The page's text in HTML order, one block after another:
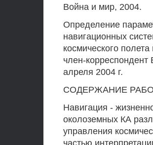
Война и мир, 2004.
Определение
навигационных
космического
член-
алреля 2004 г.
СОДЕРЖАНИЕ
Навигация -
околоземных КА
управления
частью